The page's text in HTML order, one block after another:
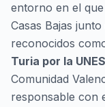
entorno en el
Casas Bajas
reconocidos
Turia por la
Comunidad
responsable con